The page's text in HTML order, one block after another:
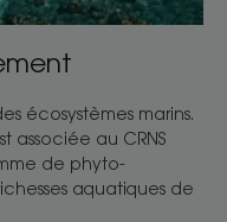
écosystèmes marins.
associée au CRNS
de phyto-
aquatiques de